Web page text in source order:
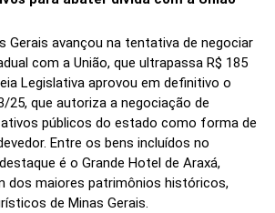
Gerais avançou na tentativa de negociar
com a União, que ultrapassa R$ 185
Legislativa aprovou em definitivo o
25, que autoriza a negociação de
públicos do estado como forma de
Entre os bens incluídos no
é o Grande Hotel de Araxá,
dos maiores patrimônios históricos,
de Minas Gerais.